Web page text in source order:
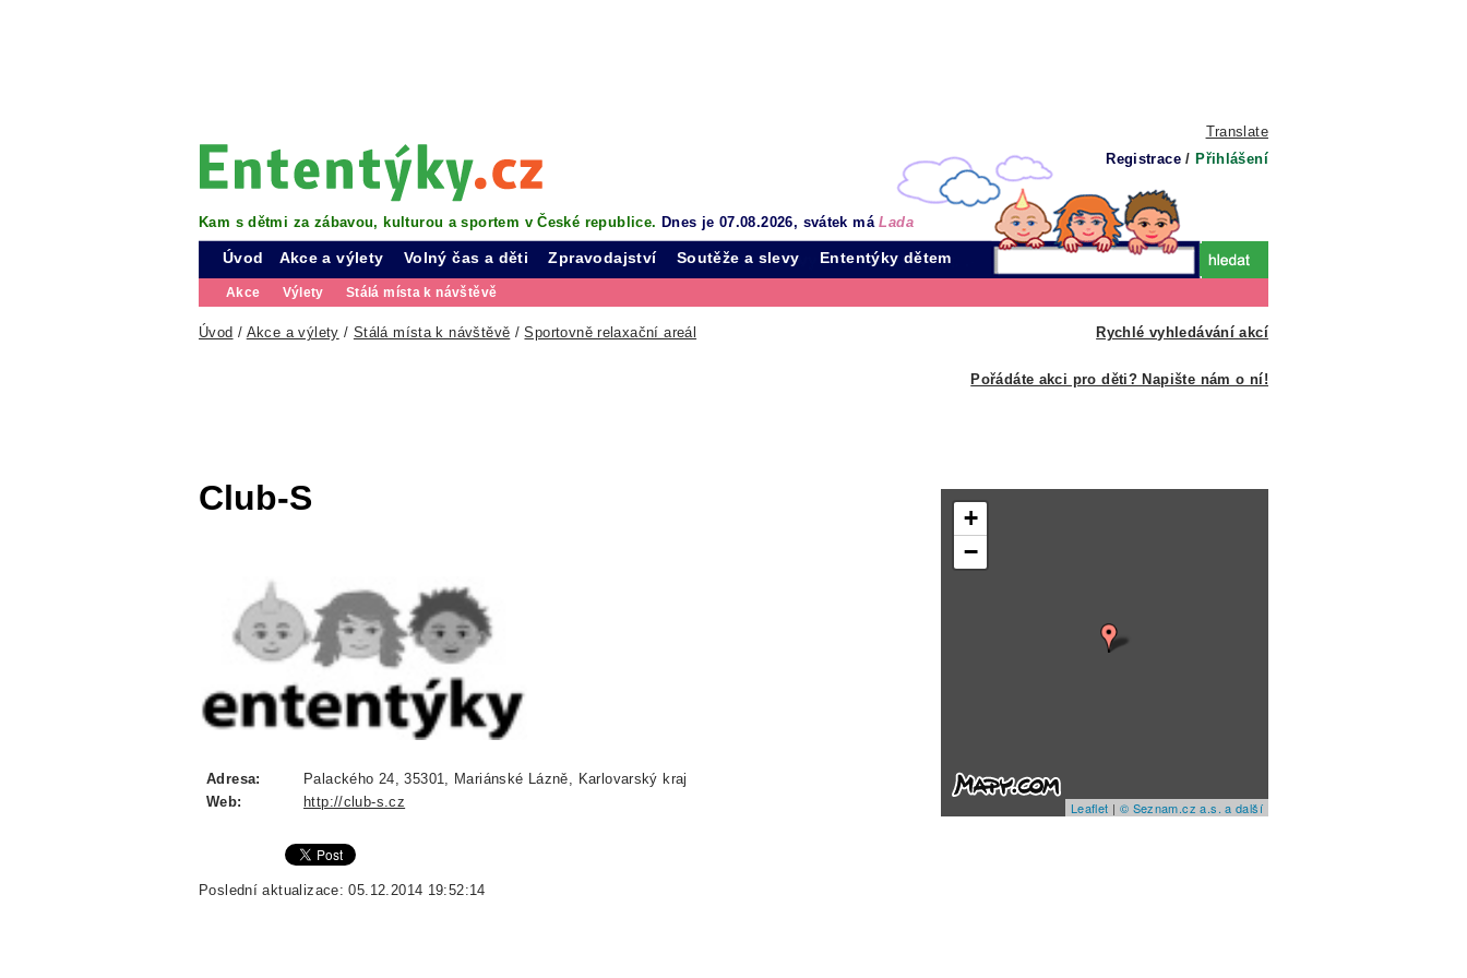
Translate
Registrace / Přihlášení
Kam s dětmi za zábavou, kulturou a sportem v České republice. Dnes je 07.08.2026, svátek máLada
Úvod Akce a výlety
Akce Výlety Stálá místa k návštěvě
Volný čas a děti Zpravodajství Soutěže a slevy Ententýky dětem
Rychlé vyhledávání akcí
Úvod / Akce a výlety / Stálá místa k návštěvě /Sportovně relaxační areál
Pořádáte akci pro děti? Napište nám o ní!
Club-S
Adresa:
Palackého 24, 35301, Mariánské Lázně, Karlovarský kraj
Web:
http://club-s.cz
Poslední aktualizace: 05.12.2014 19:52:14
+
−
Leaflet | © Seznam.cz a.s. a další